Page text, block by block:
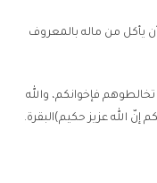
يأكل من ماله بالمعروف
فإخوانكم، والله
الله عزيز حكيم)البقرة.